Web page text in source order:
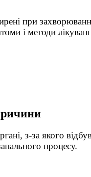
при
і методи
з-за якого
процесу.